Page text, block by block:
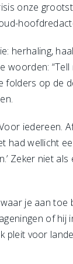
onze
herhaling,
op de
iedereen.
had wellicht
Zeker niet
je aan
of
pleit voor